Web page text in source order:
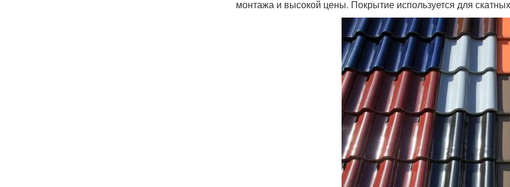
монтажа и высокой цены. Покрытие используется для